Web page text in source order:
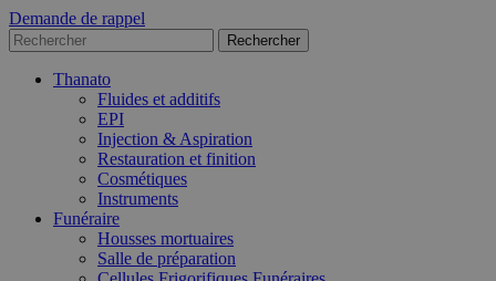
Demande de rappel
Thanato
Fluides et additifs
EPI
Injection & Aspiration
Restauration et finition
Cosmétiques
Instruments
Funéraire
Housses mortuaires
Salle de préparation